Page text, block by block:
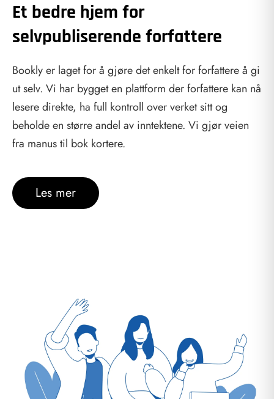
Et bedre hjem for
selvpubliserende forfattere
Bookly er laget for å gjøre det enkelt for forfattere å gi
ut selv. Vi har bygget en plattform der forfattere kan nå
lesere direkte, ha full kontroll over verket sitt og
beholde en større andel av inntektene. Vi gjør veien
fra manus til bok kortere.
Les mer